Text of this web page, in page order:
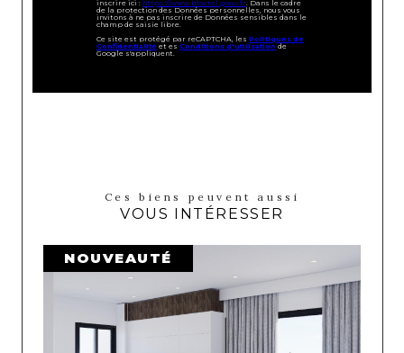
inscrire ici : https://www.bloctel.gouv.fr. Dans le cadre
de la protection des Données personnelles, nous vous
invitons à ne pas inscrire de Données sensibles dans le
champ de saisie libre.
Ce site est protégé par reCAPTCHA, lesPolitiques de
Confidentialité et esConditions d'utilisationde
Google s'appliquent.
Ces biens peuvent aussi
VOUS INTÉRESSER
NOUVEAUTÉ